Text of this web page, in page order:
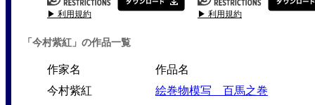
▶ 利用規約 ▶ 利用規約
「今村紫紅」の作品一覧
作家名
作品名
今村紫紅
絵巻物模写 百馬之巻